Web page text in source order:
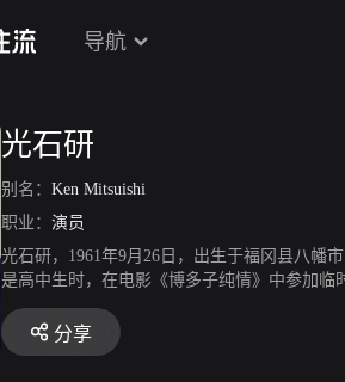
导航
光石研
别名： Ken Mitsuishi
职业： 演员
光石研，1961年9月26日，出生于福冈县八幡
是高中生时，在电影《博多子纯情》中参加
的特徴。从有些特殊癖好的人物到有沉稳气
分享